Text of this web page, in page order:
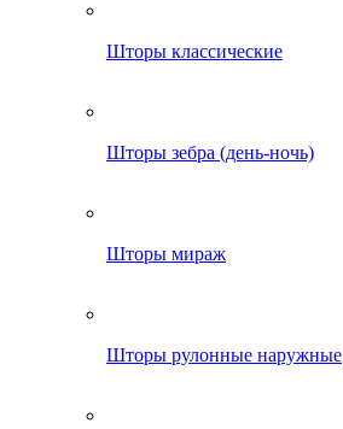
Шторы классические
Шторы зебра (день-ночь)
Шторы мираж
Шторы рулонные наружные